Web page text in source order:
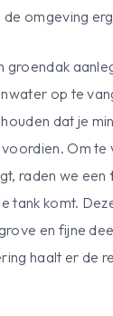
omgeving
groendak
op te
dat je
Om
raden we een
tank komt.
en fijne
haalt er de